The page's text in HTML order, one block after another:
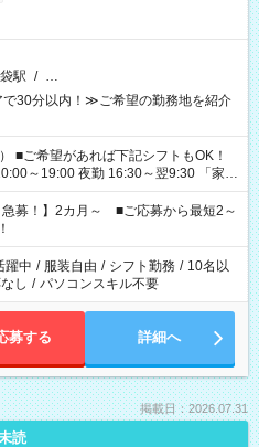
駅 / …
30分以内！≫ご希望の勤務地を紹介
！
～19:00 夜勤 16:30～翌9:30 「家族
余裕を持って夕飯の準備がしたい」
ない」 など、ご希望を教えてください
務時間。 合計で週40時間を超える場
急募！】2カ月～ ■ご応募から最短2～
躍中 / 服装自由 / シフト勤務 / 10名以
し / パソコンスキル不要
募する 詳細へ
掲載日：2026.07.31
読